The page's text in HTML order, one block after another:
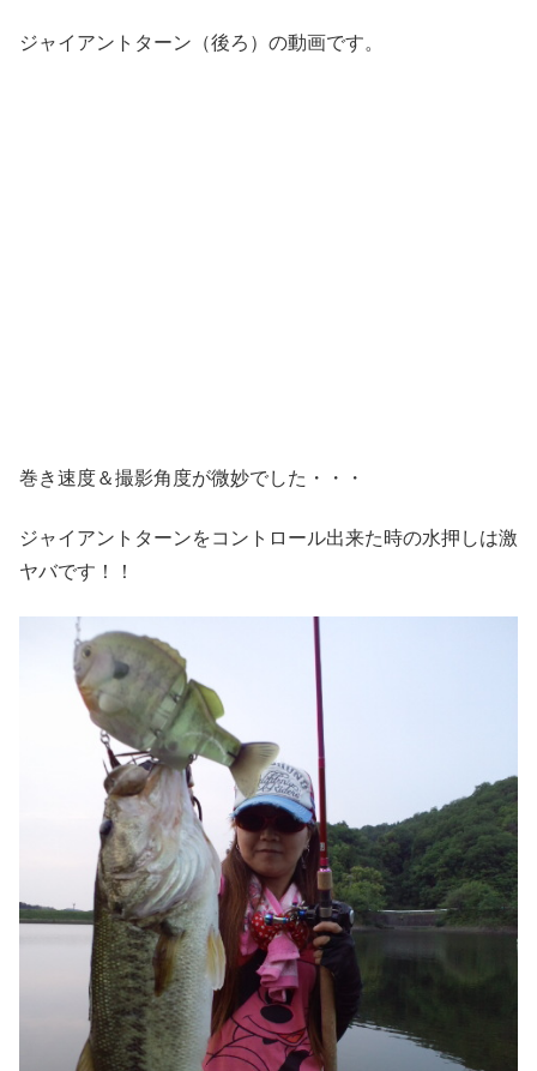
ジャイアントターン（後ろ）の動画です。
巻き速度＆撮影角度が微妙でした・・・
ジャイアントターンをコントロール出来た時の水押しは激
ヤバです！！